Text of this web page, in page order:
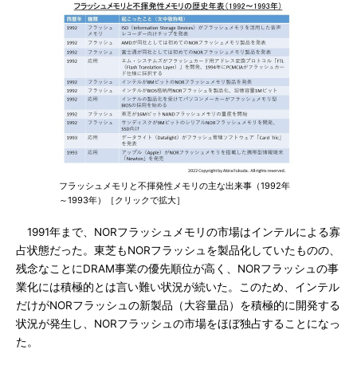
フラッシュメモリと不揮発性メモリの主な出来事（1992年
～1993年）［クリックで拡大］
1991年まで、NORフラッシュメモリの市場はインテルによる寡
占状態だった。東芝もNORフラッシュを製品化していたものの、
残念なことにDRAM事業の優先順位が高く、NORフラッシュの事
業化には積極的とは言い難い状況が続いた。このため、インテル
だけがNORフラッシュの新製品（大容量品）を積極的に開発する
状況が発生し、NORフラッシュの市場をほぼ独占することになっ
た。